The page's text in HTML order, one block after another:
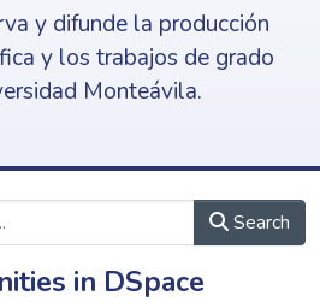
y difunde la producción
y los trabajos de grado
Monteávila.
Search
in DSpace